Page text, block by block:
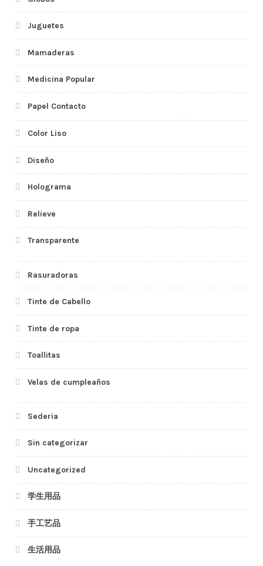
Juguetes
Mamaderas
Medicina Popular
Papel Contacto
Color Liso
Diseño
Holograma
Relieve
Transparente
Rasuradoras
Tinte de Cabello
Tinte de ropa
Toallitas
Velas de cumpleaños
Sederia
Sin categorizar
Uncategorized
学生用品
手工艺品
生活用品